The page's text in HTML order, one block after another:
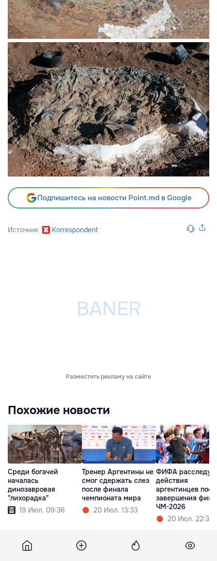
Подпишитесь на новости Point.md в Google
Источник Korrespondent
Разместить рекламу на сайте
Похожие новости
Среди богачей
началась
динозавровая
"лихорадка"
19 Июл. 09:36
Тренер Аргентины не
смог сдержать слез
после финала
чемпионата мира
20 Июл. 13:33
ФИФА
действия
аргентинцев
завершения
ЧМ-2026
20 Июл. 22:33